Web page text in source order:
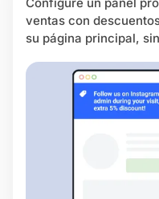
Configure un panel
ventas con
su página principal,